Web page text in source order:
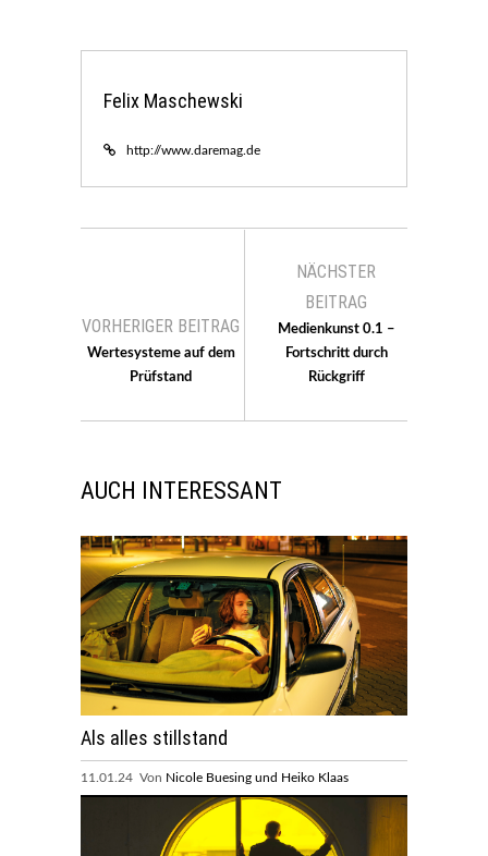
Felix Maschewski
http://www.daremag.de
VORHERIGER BEITRAG
Wertesysteme auf dem
Prüfstand
NÄCHSTER
BEITRAG
Medienkunst 0.1 –
Fortschritt durch
Rückgriff
AUCH INTERESSANT
Als alles stillstand
11.01.24 Von Nicole Buesing und Heiko Klaas